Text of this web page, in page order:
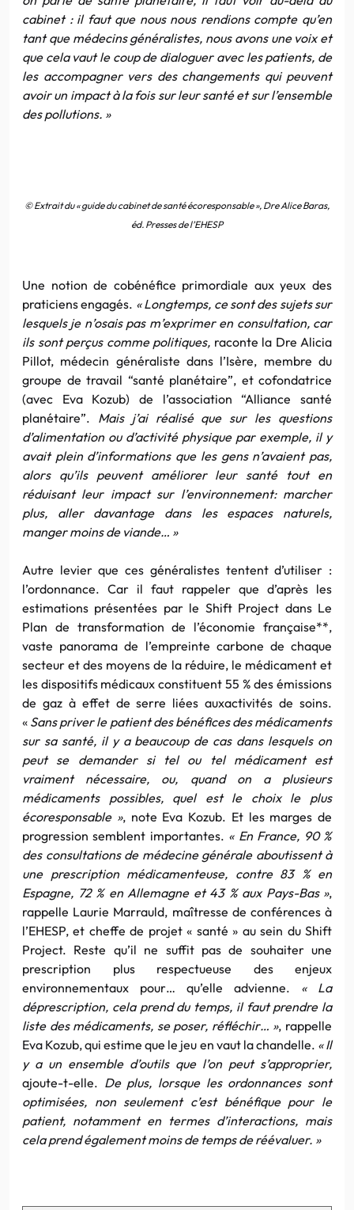
cabinet : il faut que nous nous rendions compte qu’en
tant que médecins généralistes, nous avons une voix et
que cela vaut le coup de dialoguer avec les patients, de
les accompagner vers des changements qui peuvent
avoir un impact à la fois sur leur santé et sur l’ensemble
des pollutions. »
© Extrait du « guide du cabinet de santé écoresponsable », Dre Alice Baras,
éd. Presses de l’EHESP
Une notion de cobénéfice primordiale aux yeux des
praticiens engagés. « Longtemps, ce sont des sujets sur
lesquels je n’osais pas m’exprimer en consultation, car
ils sont perçus comme politiques, raconte la Dre Alicia
Pillot, médecin généraliste dans l’Isère, membre du
groupe de travail “santé planétaire”, et cofondatrice
(avec Eva Kozub) de l’association “Alliance santé
planétaire”. Mais j’ai réalisé que sur les questions
d’alimentation ou d’activité physique par exemple, il y
avait plein d’informations que les gens n’avaient pas,
alors qu’ils peuvent améliorer leur santé tout en
réduisant leur impact sur l’environnement: marcher
plus, aller davantage dans les espaces naturels,
manger moins de viande… »
Autre levier que ces généralistes tentent d’utiliser :
l’ordonnance. Car il faut rappeler que d’après les
estimations présentées par le Shift Project dans Le
Plan de transformation de l’économie française**,
vaste panorama de l’empreinte carbone de chaque
secteur et des moyens de la réduire, le médicament et
les dispositifs médicaux constituent 55 % des émissions
de gaz à effet de serre liées auxactivités de soins.
« Sans priver le patient des bénéfices des médicaments
sur sa santé, il y a beaucoup de cas dans lesquels on
peut se demander si tel ou tel médicament est
vraiment nécessaire, ou, quand on a plusieurs
médicaments possibles, quel est le choix le plus
écoresponsable », note Eva Kozub. Et les marges de
progression semblent importantes. « En France, 90 %
des consultations de médecine générale aboutissent à
une prescription médicamenteuse, contre 83 % en
Espagne, 72 % en Allemagne et 43 % aux Pays-Bas »,
rappelle Laurie Marrauld, maîtresse de conférences à
l’EHESP, et cheffe de projet « santé » au sein du Shift
Project. Reste qu’il ne suffit pas de souhaiter une
prescription plus respectueuse des enjeux
environnementaux pour… qu’elle advienne. « La
déprescription, cela prend du temps, il faut prendre la
liste des médicaments, se poser, réfléchir… », rappelle
Eva Kozub, qui estime que le jeu en vaut la chandelle. « Il
y a un ensemble d’outils que l’on peut s’approprier,
ajoute-t-elle. De plus, lorsque les ordonnances sont
optimisées, non seulement c’est bénéfique pour le
patient, notamment en termes d’interactions, mais
cela prend également moins de temps de réévaluer. »